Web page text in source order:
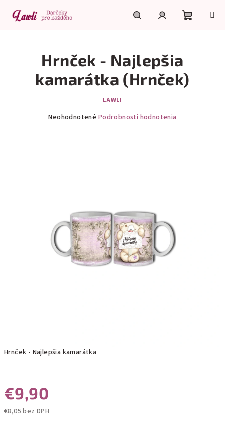
obsah
Hrnček - Najlepšia kamarátka
€9,90
€8,05 bez DPH
Hrnček - Najlepšia
kamarátka (Hrnček)
LAWLI
Neohodnotené Podrobnosti hodnotenia